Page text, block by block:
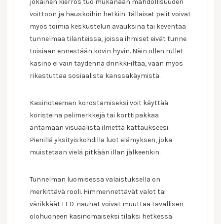
jokainen kierros tuo mukanaan mahdollisuuden
voittoon ja hauskoihin hetkiin. Tällaiset pelit voivat
myös toimia keskustelun avauksina tai keventää
tunnelmaa tilanteissa, joissa ihmiset eivät tunne
toisiaan ennestään kovin hyvin. Näin ollen rullet
kasino ei vain täydennä drinkki-iltaa, vaan myös
rikastuttaa sosiaalista kanssakäymistä.
Kasinoteeman korostamiseksi voit käyttää
koristeina pelimerkkejä tai korttipakkaa
antamaan visuaalista ilmettä kattaukseesi.
Pienillä yksityiskohdilla luot elämyksen, joka
muistetaan vielä pitkään illan jälkeenkin.
Tunnelman luomisessa valaistuksella on
merkittävä rooli. Himmennettävät valot tai
värikkäät LED-nauhat voivat muuttaa tavallisen
olohuoneen kasinomaiseksi tilaksi hetkessä.